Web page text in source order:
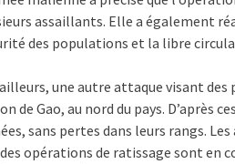
assaillants. Elle a également
des populations et la libre
une autre attaque visant
de Gao, au nord du pays. D’après
sans pertes dans leurs rangs.
opérations de ratissage sont en